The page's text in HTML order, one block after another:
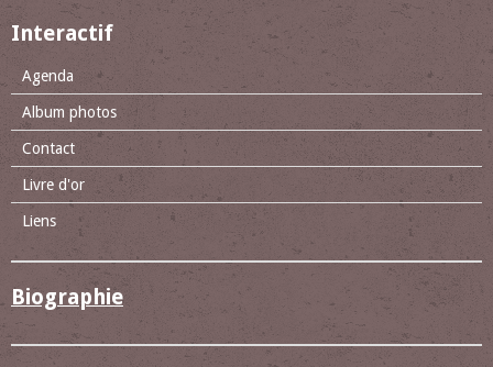
Interactif
Agenda
Album photos
Contact
Livre d'or
Liens
Biographie